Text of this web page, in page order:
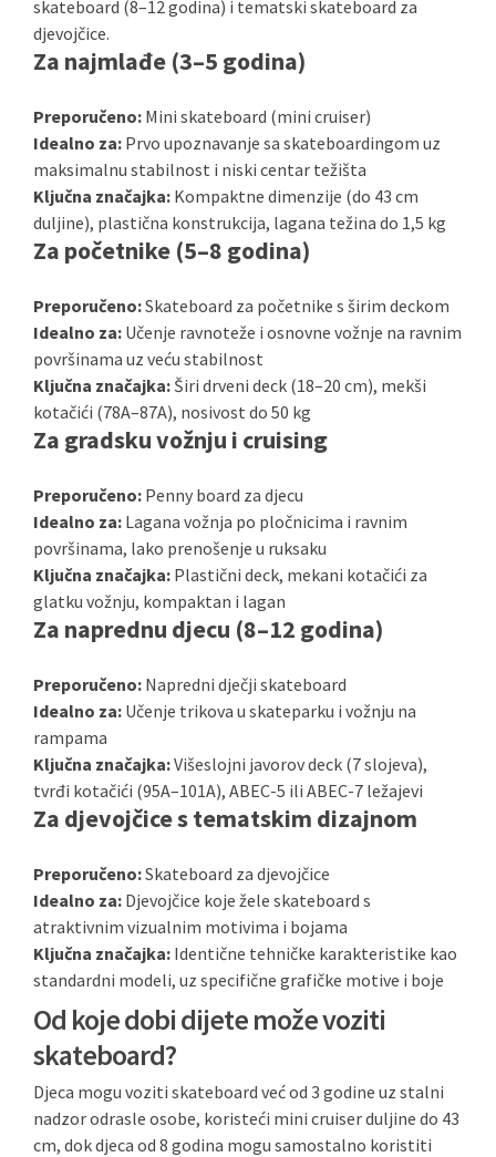
skateboard (8–12 godina) i tematski skateboard za
djevojčice.
Za najmlađe (3–5 godina)
Preporučeno: Mini skateboard (mini cruiser)
Idealno za: Prvo upoznavanje sa skateboardingom uz
maksimalnu stabilnost i niski centar težišta
Ključna značajka: Kompaktne dimenzije (do 43 cm
duljine), plastična konstrukcija, lagana težina do 1,5 kg
Za početnike (5–8 godina)
Preporučeno:Skateboard za početnike s širim deckom
Idealno za: Učenje ravnoteže i osnovne vožnje na ravnim
površinama uz veću stabilnost
Ključna značajka: Širi drveni deck (18–20 cm), mekši
kotačići (78A–87A), nosivost do 50 kg
Za gradsku vožnju i cruising
Preporučeno: Penny board za djecu
Idealno za: Lagana vožnja po pločnicima i ravnim
površinama, lako prenošenje u ruksaku
Ključna značajka: Plastični deck, mekani kotačići za
glatku vožnju, kompaktan i lagan
Za naprednu djecu (8–12 godina)
Preporučeno: Napredni dječji skateboard
Idealno za: Učenje trikova u skateparku i vožnju na
rampama
Ključna značajka:Višeslojni javorov deck (7 slojeva),
tvrđi kotačići (95A–101A), ABEC-5 ili ABEC-7 ležajevi
Za djevojčice s tematskim dizajnom
Preporučeno:Skateboard za djevojčice
Idealno za: Djevojčice koje žele skateboard s
atraktivnim vizualnim motivima i bojama
Ključna značajka: Identične tehničke karakteristike kao
standardni modeli, uz specifične grafičke motive i boje
Od koje dobi dijete može voziti
skateboard?
Djeca mogu voziti skateboard već od 3 godine uz stalni
nadzor odrasle osobe, koristeći mini cruiser duljine do 43
cm, dok djeca od 8 godina mogu samostalno koristiti